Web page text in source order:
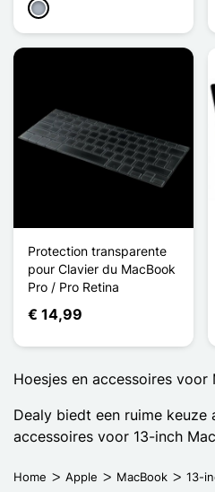
Grijs
Protection transparente
pour Clavier du MacBook
Pro / Pro Retina
€ 14,99
Hoesjes en accessoires voor
Dealy biedt een ruime keuze
accessoires voor 13-inch
Home Apple MacBook 13-